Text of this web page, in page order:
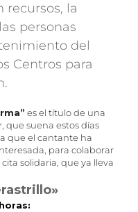
recursos, la
personas
del
Centros para
es el título de una
que suena estos días
que el cantante ha
para colaborar
solidaria, que ya lleva